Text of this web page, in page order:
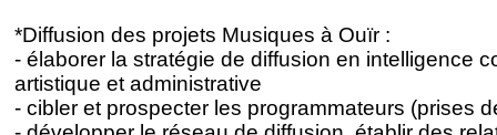
*Diffusion des projets Musiques à Ouïr :
- élaborer la stratégie de diffusion en intelligence
artistique et administrative
- cibler et prospecter les programmateurs (prises